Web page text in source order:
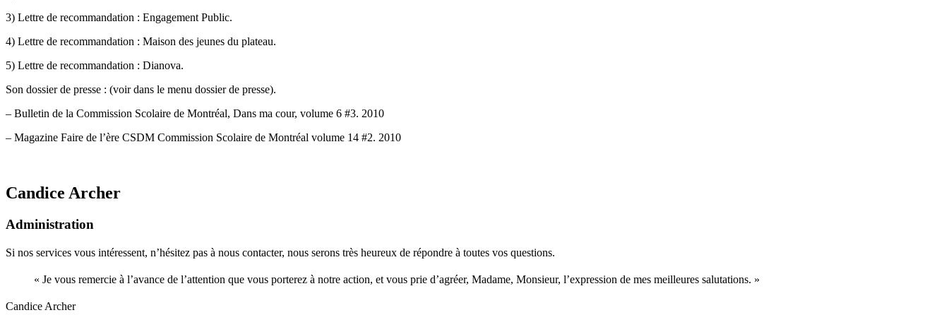
3) Lettre de recommandation : Engagement Public.
4) Lettre de recommandation : Maison des jeunes du plateau.
5) Lettre de recommandation : Dianova.
Son dossier de presse : (voir dans le menu dossier de presse).
– Bulletin de la Commission Scolaire de Montréal, Dans ma cour, volume 6 #3. 2010
– Magazine Faire de l’ère CSDM Commission Scolaire de Montréal volume 14 #2. 2010
Candice Archer
Administration
Si nos services vous intéressent, n’hésitez pas à nous contacter, nous serons très heureux de répondre à toutes vos questions.
« Je vous remercie à l’avance de l’attention que vous porterez à notre action, et vous prie d’agréer, Madame, Monsieur, l’expression de mes meilleures salutations. »
Candice Archer